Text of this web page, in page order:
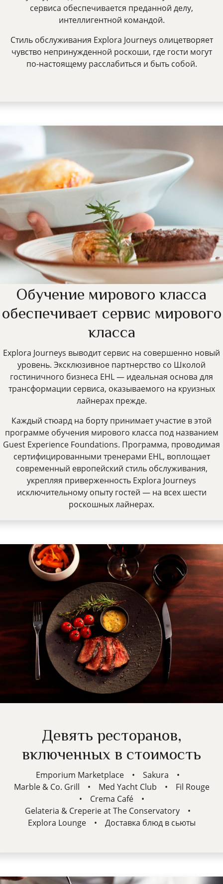
сервиса обеспечивается преданной делу,
интеллигентной командой.
Стиль обслуживания Explora Journeys олицетворяет
чувство непринужденной роскоши, где гости могут
по-настоящему расслабиться и быть собой.
Обучение мирового класса
обеспечивает сервис мирового
класса
Explora Journeys выводит сервис на совершенно новый
уровень. Эксклюзивное партнерство со Школой
гостиничного бизнеса EHL — идеальная основа для
трансформации сервиса, оказываемого на круизных
лайнерах прежде.
Каждый стюард на борту принимает участие в этой
программе обучения мирового класса под названием
Guest Experience Foundations. Программа, проводимая
сертифицированными тренерами EHL, воплощает
современный европейский стиль обслуживания,
укрепляя приверженность Explora Journeys
исключительному опыту гостей — на всех шести
роскошных лайнерах.
Девять ресторанов,
включенных в стоимость
Emporium Marketplace • Sakura
•
Marble & Co. Grill
• Med Yacht Club •
Fil Rouge
•
Crema Café
•
Gelateria & Creperie at The Conservatory
•
Explora Lounge
• Доставка блюд в сьюты